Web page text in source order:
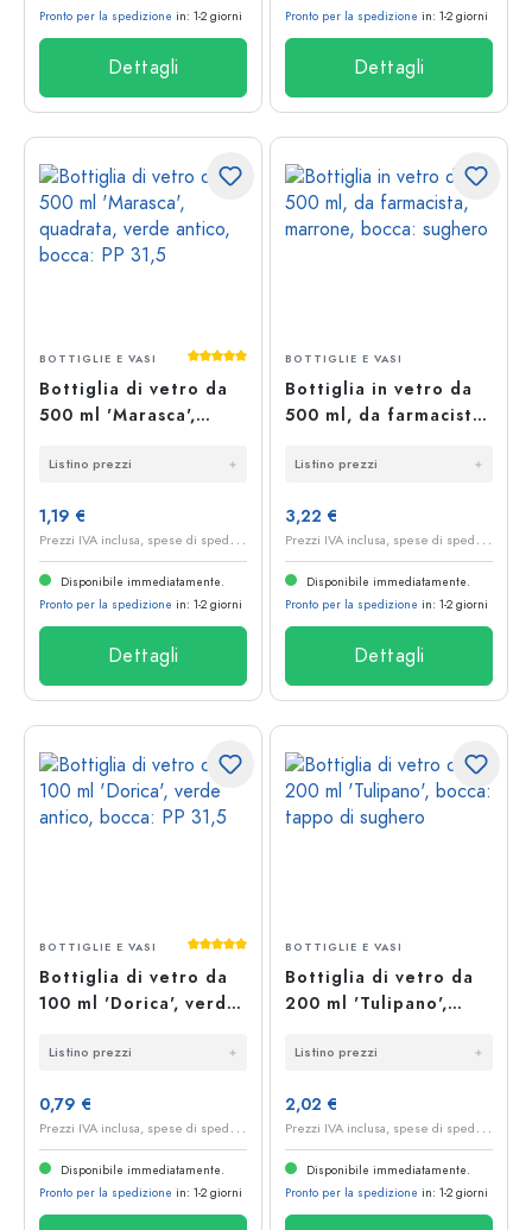
Pronto per la spedizione in: 1-2 giorni
Dettagli
Pronto per la spedizione in: 1-2 giorni
Dettagli
Valutazione media di 5 su 5 stelle
BOTTIGLIE E VASI
Bottiglia di vetro da
500 ml 'Marasca',
antico, bocca: PP 31,5
Listino prezzi
1,19 €
P
rezzi IVA inclusa, spese di spedizione escluse
Disponibile immediatamente.
Pronto per la spedizione in: 1-2 giorni
Dettagli
BOTTIGLIE E VASI
Bottiglia in vetro da
500 ml, da farmacista,
sughero
Listino prezzi
3,22 €
P
rezzi IVA inclusa, spese di spedizione escluse
Disponibile immediatamente.
Pronto per la spedizione in: 1-2 giorni
Dettagli
Valutazione media di 5 su 5 stelle
BOTTIGLIE E VASI
Bottiglia di vetro da
100 ml 'Dorica', verde
Listino prezzi
0,79 €
P
rezzi IVA inclusa, spese di spedizione escluse
Disponibile immediatamente.
Pronto per la spedizione in: 1-2 giorni
BOTTIGLIE E VASI
Bottiglia di vetro da
200 ml 'Tulipano',
sughero
Listino prezzi
2,02 €
P
rezzi IVA inclusa, spese di spedizione escluse
Disponibile immediatamente.
Pronto per la spedizione in: 1-2 giorni